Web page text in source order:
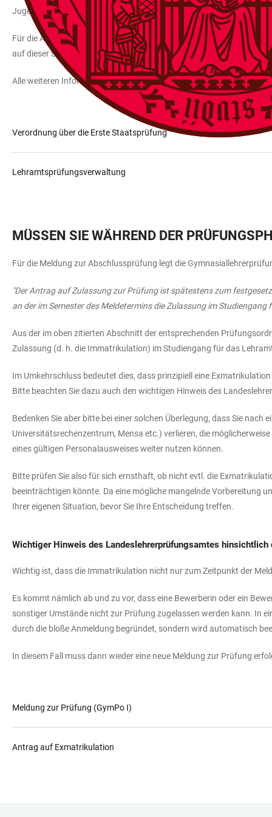
Jugend und Sport Baden-Württemberg geregelt.
Für die Anmeldung zur Ersten Staatsprüfung unter den
auf dieser Seite per Kontakt finden.
Alle weiteren Informationen zur Anmeldung für die Erste
Verordnung über die Erste Staatsprüfung
Lehramtsprüfungsverwaltung
MÜSSEN SIE WÄHREND DER
Für die Meldung zur Abschlussprüfung legt die
"Der Antrag auf Zulassung zur Prüfung ist spätestens zum
an der im Semester des Meldetermins die Zulassung im
Aus der im oben zitierten Abschnitt der entsprechenden
Zulassung (d. h. die Immatrikulation) im Studiengang für das
Im Umkehrschluss bedeutet dies, dass prinzipiell eine
Bitte beachten Sie dazu auch den wichtigen Hinweis des
Bedenken Sie aber bitte bei einer solchen Überlegung, dass Sie
Universitätsrechenzentrum, Mensa etc.) verlieren, die
eines gültigen Personalausweises weiter nutzen können.
Bitte prüfen Sie also für sich ernsthaft, ob nicht evtl. die
beeinträchtigen könnte. Da eine mögliche mangelnde Vorbereitung
Ihrer eigenen Situation, bevor Sie Ihre Entscheidung treffen.
Wichtiger Hinweis des Landeslehrerprüfungsamtes
Wichtig ist, dass die Immatrikulation nicht nur zum Zeitpunkt der
Es kommt nämlich ab und zu vor, dass eine Bewerberin oder ein
sonstiger Umstände nicht zur Prüfung zugelassen werden kann. In
durch die bloße Anmeldung begründet, sondern wird automatisch
In diesem Fall muss dann wieder eine neue Meldung zur Prüfung
Meldung zur Prüfung (GymPo I)
Antrag auf Exmatrikulation